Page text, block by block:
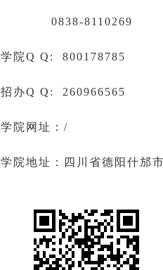
0838-8110269
学院Q Q: 800178785
招办Q Q: 260966565
学院网址：/
学院地址：四川省德阳什邡